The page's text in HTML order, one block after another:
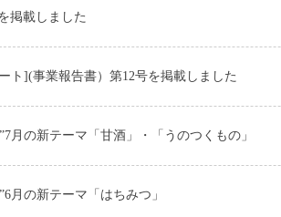
掲載しました
ト](事業報告書）第12号を掲載しました
月の新テーマ「甘酒」・「うのつくもの」
月の新テーマ「はちみつ」